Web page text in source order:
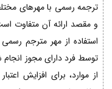
ترجمه رسمی با مهرهای
و مقصد ارائه آن متفاوت
استفاده از مهر مترجم
توسط فرد دارای مجوز
از موارد، برای افزایش